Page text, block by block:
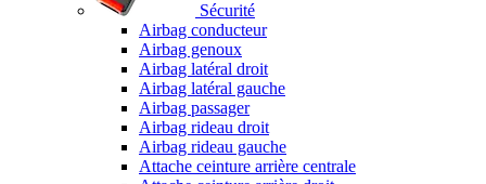
Sécurité
Airbag conducteur
Airbag genoux
Airbag latéral droit
Airbag latéral gauche
Airbag passager
Airbag rideau droit
Airbag rideau gauche
Attache ceinture arrière centrale